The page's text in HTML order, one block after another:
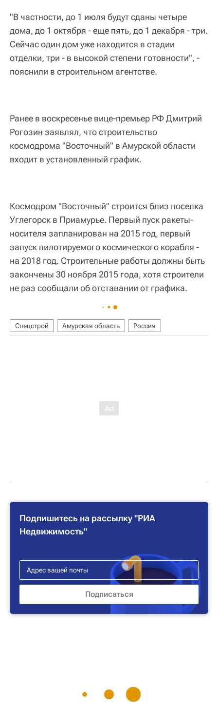
"В частности, до 1 июля будут сданы четыре
дома, до 1 октября - еще пять, до 1 декабря - три.
Сейчас один дом уже находится в стадии
отделки, три - в высокой степени готовности", -
пояснили в строительном агентстве.
Ранее в воскресенье вице-премьер РФ Дмитрий
Рогозин заявлял, что строительство
космодрома "Восточный" в Амурской области
входит в установленный график.
Космодром "Восточный" строится близ поселка
Углегорск в Приамурье. Первый пуск ракеты-
носителя запланирован на 2015 год, первый
запуск пилотируемого космического корабля -
на 2018 год. Строительные работы должны быть
закончены 30 ноября 2015 года, хотя строители
не раз сообщали об отставании от графика.
Спецстрой Амурская область Россия
Подпишитесь на рассылку "РИА
Недвижимость"